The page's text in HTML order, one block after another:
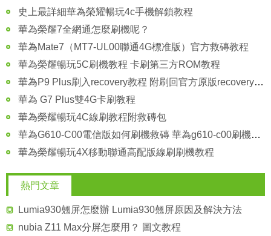
史上最詳細華為榮耀暢玩4c手機解鎖教程
華為榮耀7全網通怎麼刷機呢？
華為Mate7（MT7-UL00聯通4G標准版）官方救磚教程
華為榮耀暢玩5C刷機教程 卡刷第三方ROM教程
華為P9 Plus刷入recovery教程 附刷回官方原版recovery方法圖解
華為 G7 Plus雙4G卡刷教程
華為榮耀暢玩4C線刷教程附救磚包
華為G610-C00電信版如何刷機救磚 華為g610-c00刷機救磚教程
華為榮耀暢玩4X移動聯通高配版線刷刷機教程
熱門文章
Lumia930翹屏怎麼辦 Lumia930翹屏原因及解決方法
nubia Z11 Max分屏怎麼用？ 圖文教程